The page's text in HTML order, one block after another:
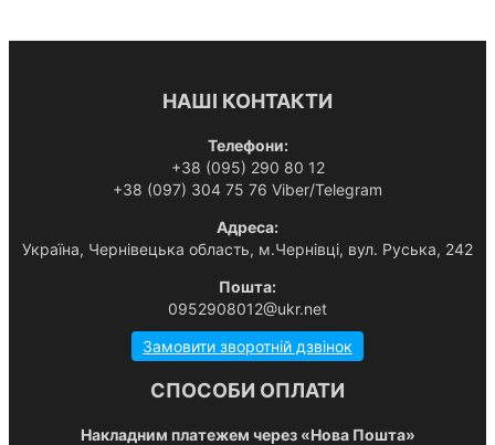
НАШІ КОНТАКТИ
Телефони:
+38 (095) 290 80 12
+38 (097) 304 75 76 Viber/Telegram
Адреса:
Українa, Чернівецька область, м.Чернівці, вул. Руська, 242
Пошта:
0952908012@ukr.net
Замовити зворотній дзвінок
СПОСОБИ ОПЛАТИ
Накладним платежем через «Нова Пошта»